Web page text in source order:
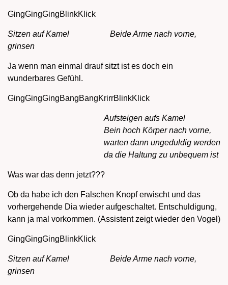
GingGingGingBlinkKlick
Sitzen auf Kamel Beide Arme nach vorne,
grinsen
Ja wenn man einmal drauf sitzt ist es doch ein
wunderbares Gefühl.
GingGingGingBangBangKrirrBlinkKlick
Aufsteigen aufs Kamel
Bein hoch Körper nach vorne,
warten dann ungeduldig werden
da die Haltung zu unbequem ist
Was war das denn jetzt???
Ob da habe ich den Falschen Knopf erwischt und das
vorhergehende Dia wieder aufgeschaltet. Entschuldigung,
kann ja mal vorkommen. (Assistent zeigt wieder den Vogel)
GingGingGingBlinkKlick
Sitzen auf Kamel Beide Arme nach vorne,
grinsen